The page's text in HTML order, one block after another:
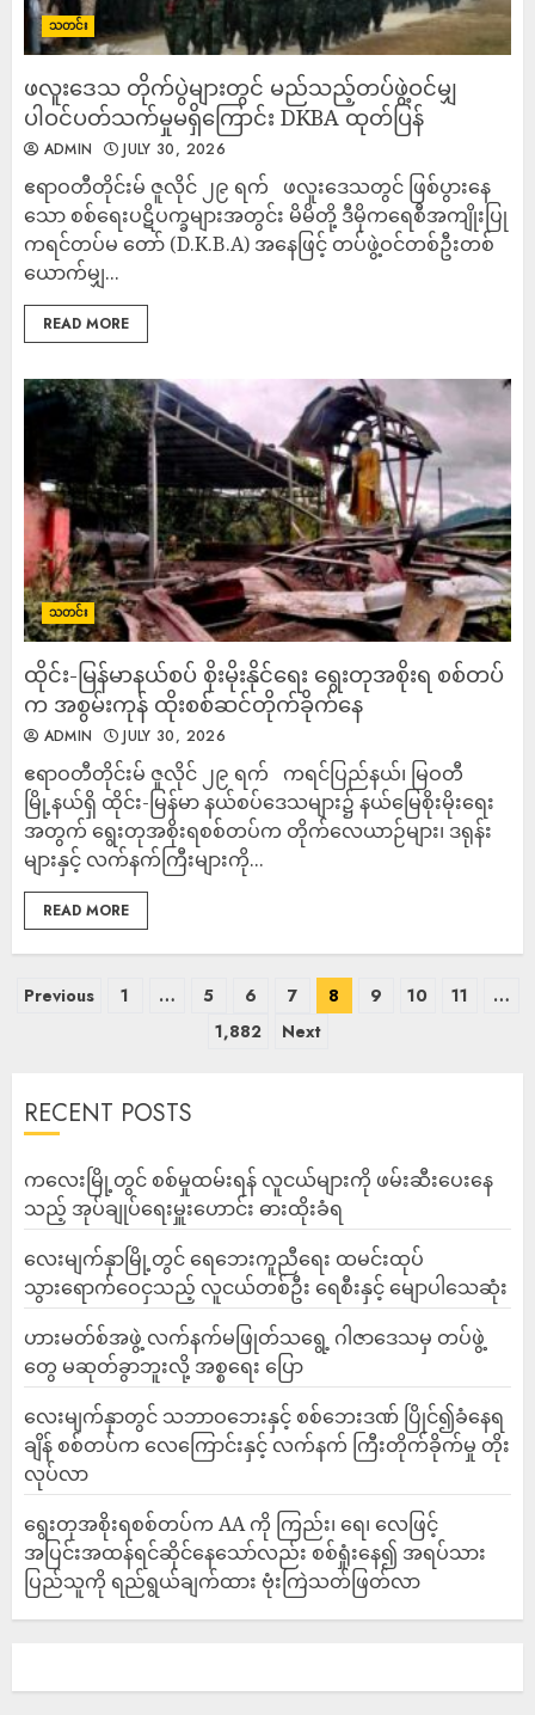
သတင်း
ဖလူးဒေသ တိုက်ပွဲများတွင် မည်သည့်တပ်ဖွဲ့ဝင်မျှ
ပါဝင်ပတ်သက်မှုမရှိကြောင်း DKBA ထုတ်ပြန်
ADMIN JULY 30, 2026
ဧရာဝတီတိုင်းမ် ​ဇူလိုင် ၂၉ ရက် ​ဖလူးဒေသတွင် ဖြစ်ပွားနေ
သော စစ်ရေးပဋိပက္ခများအတွင်း မိမိတို့ ဒီမိုကရေစီအကျိုးပြု
ကရင်တပ်မ တော် (D.K.B.A) အနေဖြင့် တပ်ဖွဲ့ဝင်တစ်ဦးတစ်
ယောက်မျှ...
READ MORE
သတင်း
ထိုင်း-မြန်မာနယ်စပ် စိုးမိုးနိုင်ရေး ရွေးတုအစိုးရ စစ်တပ်
က အစွမ်းကုန် ထိုးစစ်ဆင်တိုက်ခိုက်နေ
ADMIN JULY 30, 2026
ဧရာဝတီတိုင်းမ် ဇူလိုင် ၂၉ ရက် ကရင်ပြည်နယ်၊ မြဝတီ
မြို့နယ်ရှိ ထိုင်း-မြန်မာ နယ်စပ်ဒေသများ၌ နယ်မြေစိုးမိုးရေး
အတွက် ရွေးတုအစိုးရစစ်တပ်က တိုက်လေယာဉ်များ၊ ဒရုန်း
များနှင့် လက်နက်ကြီးများကို...
READ MORE
Previous 1 … 5 6 7 8 9 10 11
…
1,882
Next
RECENT POSTS
ကလေးမြို့တွင် စစ်မှုထမ်းရန် လူငယ်များကို ဖမ်းဆီးပေးနေ
သည့် အုပ်ချုပ်ရေးမှူးဟောင်း ဓားထိုးခံရ
လေးမျက်နှာမြို့တွင် ရေဘေးကူညီရေး ထမင်းထုပ်
သွားရောက်ဝေငှသည့် လူငယ်တစ်ဦး ရေစီးနှင့် မျောပါသေဆုံး
ဟားမတ်စ်အဖွဲ့ လက်နက်မဖြုတ်သရွေ့ ဂါဇာဒေသမှ တပ်ဖွဲ့
တွေ မဆုတ်ခွာဘူးလို့ အစ္စရေး ပြော
‎လေးမျက်နှာတွင် သဘာဝဘေးနှင့် စစ်ဘေးဒဏ် ပြိုင်၍ခံနေရ
ချိန် စစ်တပ်က လေကြောင်းနှင့် လက်နက် ကြီးတိုက်ခိုက်မှု တိုး
လုပ်လာ
ရွေးတုအစိုးရစစ်တပ်က AA ကို ကြည်း၊ ရေ၊ လေဖြင့်
အပြင်းအထန်ရင်ဆိုင်နေသော်လည်း စစ်ရှုံးနေ၍ အရပ်သား
ပြည်သူကို ရည်ရွယ်ချက်ထား ဗုံးကြဲသတ်ဖြတ်လာ